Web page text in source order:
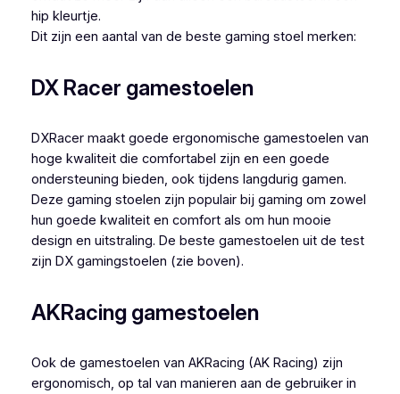
hip kleurtje.
Dit zijn een aantal van de beste gaming stoel merken:
DX Racer gamestoelen
DXRacer maakt goede ergonomische gamestoelen van
hoge kwaliteit die comfortabel zijn en een goede
ondersteuning bieden, ook tijdens langdurig gamen.
Deze gaming stoelen zijn populair bij gaming om zowel
hun goede kwaliteit en comfort als om hun mooie
design en uitstraling. De beste gamestoelen uit de test
zijn DX gamingstoelen (zie boven).
AKRacing gamestoelen
Ook de gamestoelen van AKRacing (AK Racing) zijn
ergonomisch, op tal van manieren aan de gebruiker in